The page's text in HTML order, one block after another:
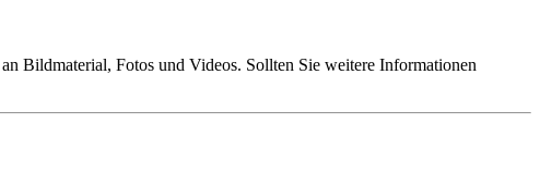
Bildmaterial, Fotos und Videos. Sollten Sie weitere Informationen